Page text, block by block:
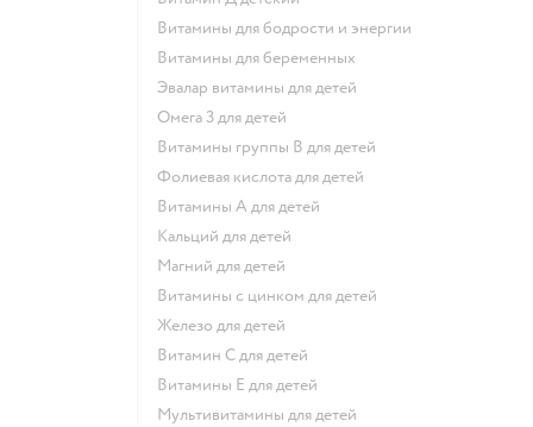
Витамины для бодрости и энергии
Витамины для беременных
Эвалар витамины для детей
Омега 3 для детей
Витамины группы В для детей
Фолиевая кислота для детей
Витамины А для детей
Кальций для детей
Магний для детей
Витамины с цинком для детей
Железо для детей
Витамин С для детей
Витамины Е для детей
Мультивитамины для детей